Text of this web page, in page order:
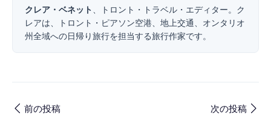
クレア・ベネット
、トロント・トラベル・エディター。ク
レアは、トロント・ピアソン空港、地上交通、オンタリオ
州全域への日帰り旅行を担当する旅行作家です。
前の投稿 次の投稿